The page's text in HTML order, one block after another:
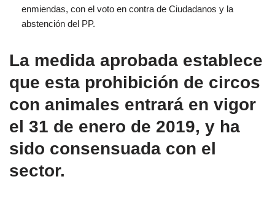
enmiendas, con el voto en contra de Ciudadanos y la
abstención del PP.
La medida aprobada establece
que esta prohibición de circos
con animales entrará en vigor
el 31 de enero de 2019, y ha
sido consensuada con el
sector.